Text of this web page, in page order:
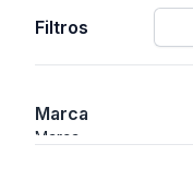
Filtros
Marca
Marca